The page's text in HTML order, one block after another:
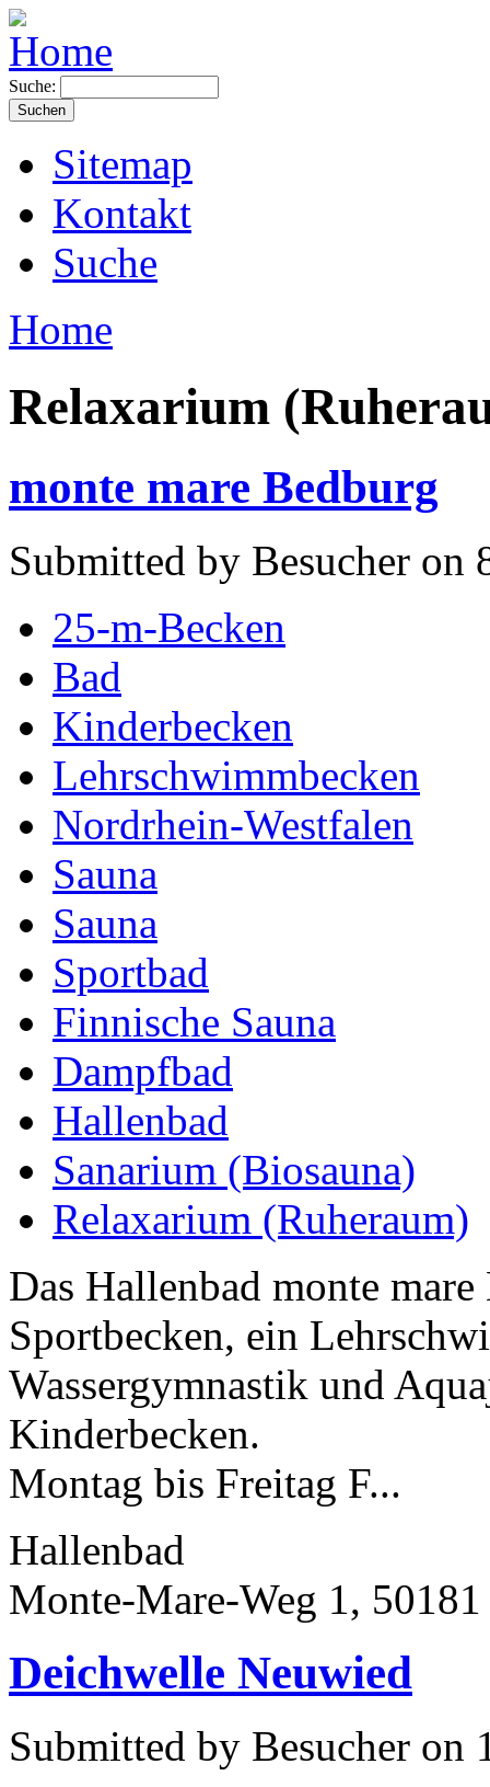
Suche:
Sitemap
Kontakt
Suche
Home
Relaxarium
monte mare Bedburg
Submitted by Besucher on
25-m-Becken
Bad
Kinderbecken
Lehrschwimmbecken
Nordrhein-Westfalen
Sauna
Sauna
Sportbad
Finnische Sauna
Dampfbad
Hallenbad
Sanarium (Biosauna)
Relaxarium (Ruheraum)
Das Hallenbad monte
Sportbecken, ein
Wassergymnastik und
Kinderbecken.
Montag bis Freitag F...
Hallenbad
Monte-Mare-Weg 1,
Deichwelle Neuwied
Submitted by Besucher on